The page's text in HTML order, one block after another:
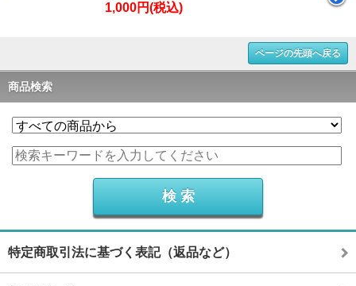
1,000円(税込)
ページの先頭へ戻る
商品検索
特定商取引法に基づく表記（返品など）